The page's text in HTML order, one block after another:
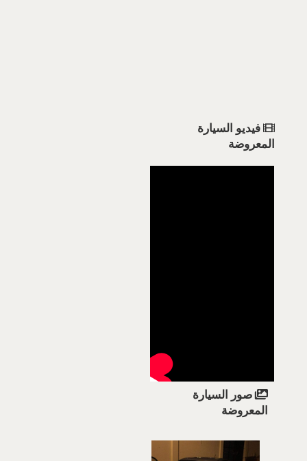
فيديو السيارة
المعروضة
صور السيارة
المعروضة